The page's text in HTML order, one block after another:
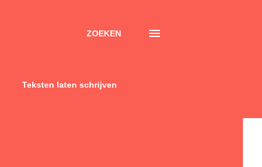
ZOEKEN
Teksten laten schrijven